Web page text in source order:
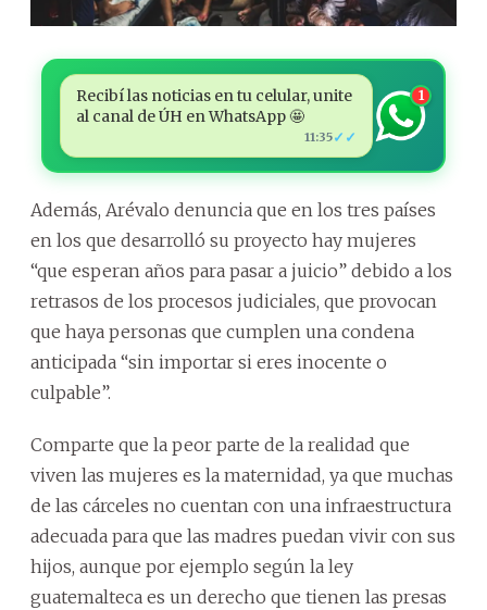
Recibí las noticias en tu celular, unite
al canal de ÚH en WhatsApp 🤩
11:35✓✓
1
Además, Arévalo denuncia que en los tres países
en los que desarrolló su proyecto hay mujeres
“que esperan años para pasar a juicio” debido a los
retrasos de los procesos judiciales, que provocan
que haya personas que cumplen una condena
anticipada “sin importar si eres inocente o
culpable”.
Comparte que la peor parte de la realidad que
viven las mujeres es la maternidad, ya que muchas
de las cárceles no cuentan con una infraestructura
adecuada para que las madres puedan vivir con sus
hijos, aunque por ejemplo según la ley
guatemalteca es un derecho que tienen las presas